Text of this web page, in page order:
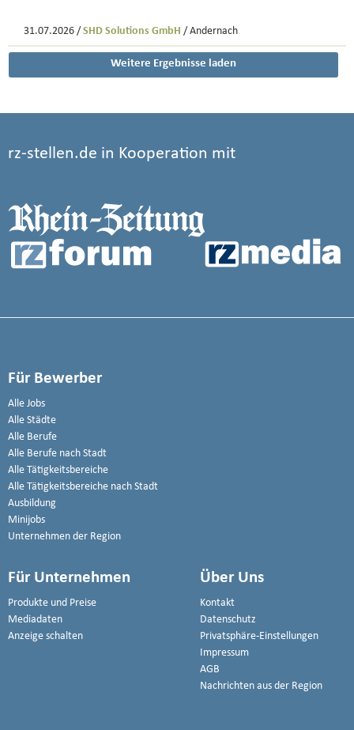
31.07.2026 / SHD Solutions GmbH / Andernach
Weitere Ergebnisse laden
rz-stellen.de in Kooperation mit
Für Bewerber
Alle Jobs
Alle Städte
Alle Berufe
Alle Berufe nach Stadt
Alle Tätigkeitsbereiche
Alle Tätigkeitsbereiche nach Stadt
Ausbildung
Minijobs
Unternehmen der Region
Für Unternehmen
Produkte und Preise
Mediadaten
Anzeige schalten
Über Uns
Kontakt
Datenschutz
Privatsphäre-Einstellungen
Impressum
AGB
Nachrichten aus der Region